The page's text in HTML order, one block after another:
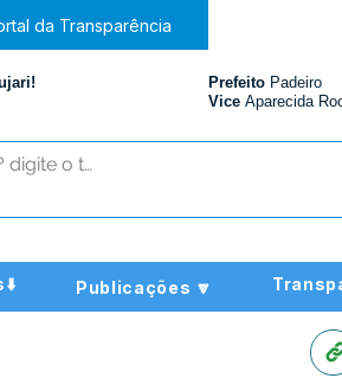
da Transparência
Prefeito Padeiro
Vice Aparecida
Publicações 🔽